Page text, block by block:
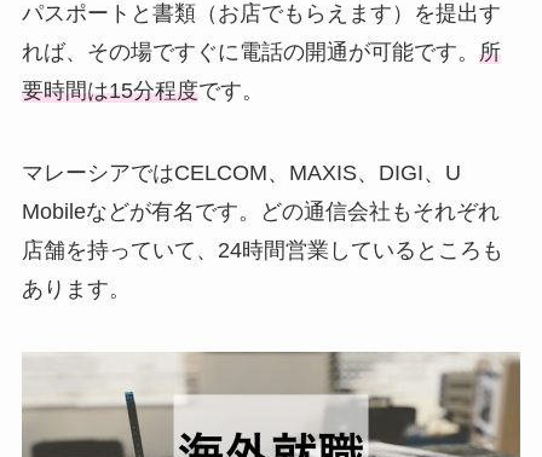
パスポートと書類（お店でもらえます）を提出す
れば、その場ですぐに電話の開通が可能です。 所
要時間は15分程度です。
マレーシアではCELCOM、MAXIS、DIGI、U
Mobileなどが有名です。どの通信会社もそれぞれ
店舗を持っていて、24時間営業しているところも
あります。